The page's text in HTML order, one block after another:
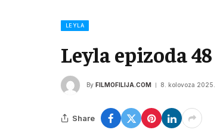
LEYLA
Leyla epizoda 48
By FILMOFILIJA.COM 8. kolovoza 2025.
Share